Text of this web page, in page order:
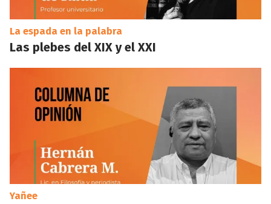
La espada en la palabra
Las plebes del XIX y el XXI
Yañee